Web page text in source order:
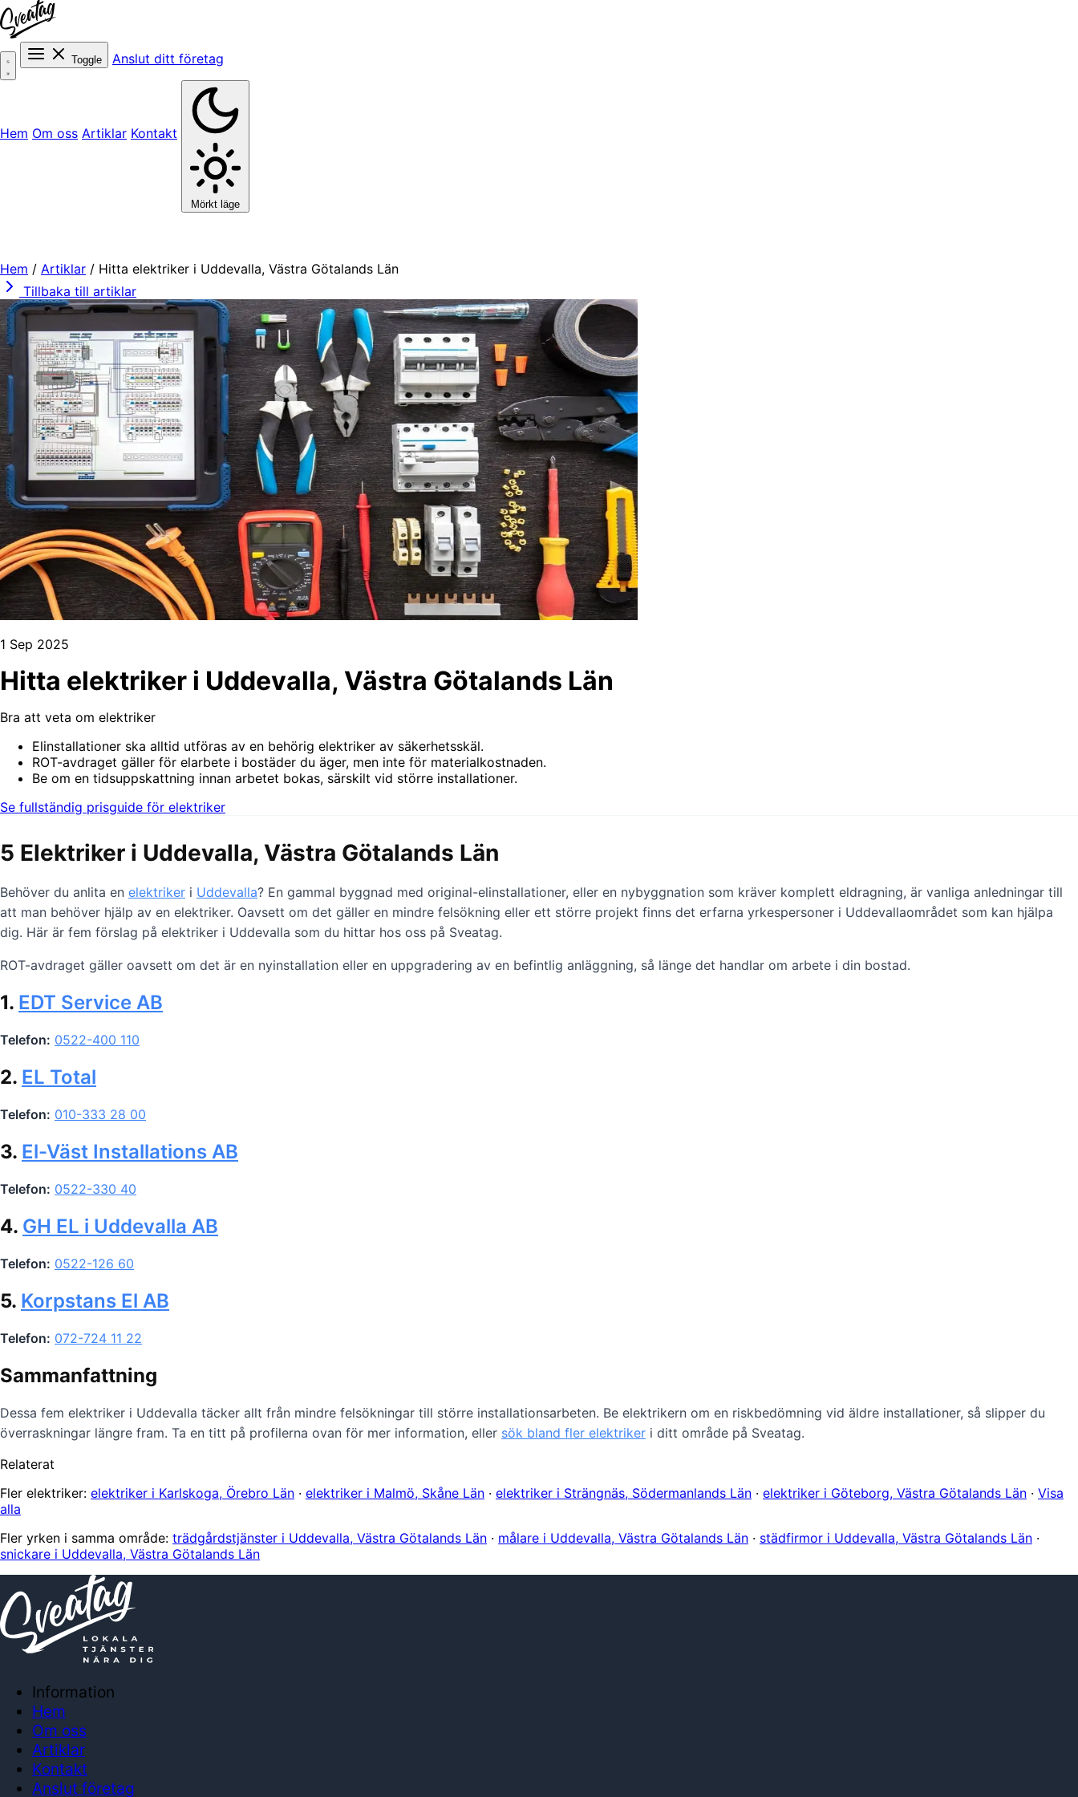
Toggle Anslut ditt företag
Hem Om oss Artiklar Kontakt
Mörkt läge
Hem / Artiklar / Hitta elektriker i Uddevalla, Västra Götalands Län
Tillbaka till artiklar
1 Sep 2025
Hitta elektriker i Uddevalla, Västra Götalands Län
Bra att veta om elektriker
Elinstallationer ska alltid utföras av en behörig elektriker av säkerhetsskäl.
ROT-avdraget gäller för elarbete i bostäder du äger, men inte för materialkostnaden.
Be om en tidsuppskattning innan arbetet bokas, särskilt vid större installationer.
Se fullständig prisguide för elektriker
5 Elektriker i Uddevalla, Västra Götalands Län
Behöver du anlita en elektriker i Uddevalla? En gammal byggnad med original-elinstallationer, eller en nybyggnation som kräver komplett eldragning, är vanliga anledningar till
att man behöver hjälp av en elektriker. Oavsett om det gäller en mindre felsökning eller ett större projekt finns det erfarna yrkespersoner i Uddevallaområdet som kan hjälpa
dig. Här är fem förslag på elektriker i Uddevalla som du hittar hos oss på Sveatag.
ROT-avdraget gäller oavsett om det är en nyinstallation eller en uppgradering av en befintlig anläggning, så länge det handlar om arbete i din bostad.
1. EDT Service AB
Telefon: 0522-400 110
2. EL Total
Telefon: 010-333 28 00
3. El-Väst Installations AB
Telefon: 0522-330 40
4. GH EL i Uddevalla AB
Telefon: 0522-126 60
5. Korpstans El AB
Telefon: 072-724 11 22
Sammanfattning
Dessa fem elektriker i Uddevalla täcker allt från mindre felsökningar till större installationsarbeten. Be elektrikern om en riskbedömning vid äldre installationer, så slipper du
överraskningar längre fram. Ta en titt på profilerna ovan för mer information, eller sök bland fler elektriker i ditt område på Sveatag.
Relaterat
Fler elektriker: elektriker i Karlskoga, Örebro Län · elektriker i Malmö, Skåne Län · elektriker i Strängnäs, Södermanlands Län · elektriker i Göteborg, Västra Götalands Län · Visa
alla
Fler yrken i samma område: trädgårdstjänster i Uddevalla, Västra Götalands Län · målare i Uddevalla, Västra Götalands Län · städfirmor i Uddevalla, Västra Götalands Län ·
snickare i Uddevalla, Västra Götalands Län
Information
Hem
Om oss
Artiklar
Kontakt
Anslut företag